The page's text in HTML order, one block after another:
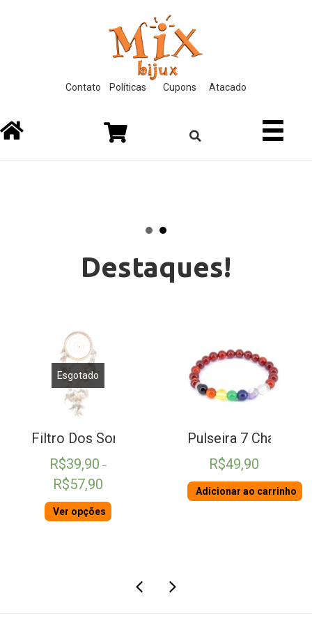
Contato Políticas Cupons Atacado
Destaques!
Esgotado
Filtro Dos Sonhos Bege
R$39,90 –
R$57,90
preço:
R$39,90
Ver opções
Pulseira 7 Chakras
R$49,90
Adicionar ao carrinho